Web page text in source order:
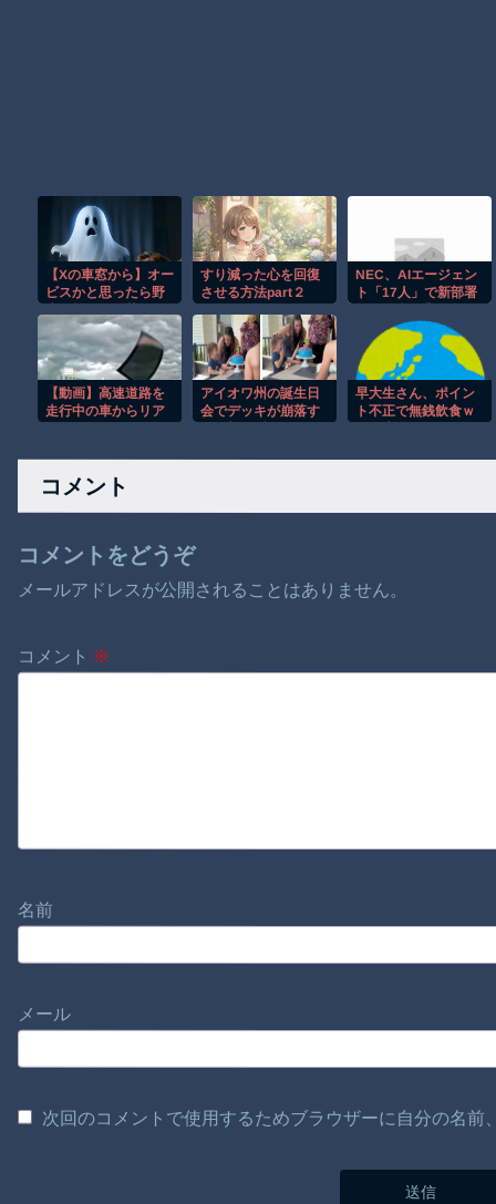
【Xの車窓から】オー
ビスかと思ったら野
か
すり減った心を回復
させる方法part２
NEC、AIエージェン
ト「17人」で新部署
化を推進、お前らが
解雇される社会へ
【動画】高速道路を
走行中の車からリア
アイオワ州の誕生日
会でデッキが崩落す
早大生さん、ポイン
ト不正で無銭飲食ｗ
コメント
コメントをどうぞ
メールアドレスが公開されることはありません。
コメント ※
名前
メール
次回のコメントで使用するためブラウザーに自分の名